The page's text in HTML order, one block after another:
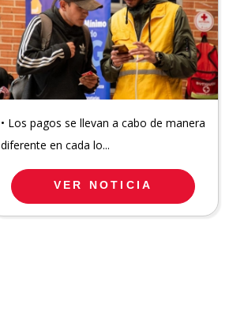
• Los pagos se llevan a cabo de manera
diferente en cada lo...
VER NOTICIA